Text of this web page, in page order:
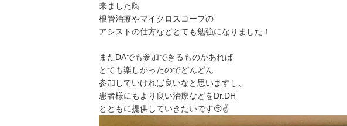
来ました🙋
根管治療やマイクロスコープの
アシストの仕方などとても勉強になりました！
またDAでも参加できるものがあれば
とても楽しかったのでどんどん
参加していければ良いなと思いますし、
患者様にもより良い治療などをDr.DH
とともに提供していきたいです😚✌️